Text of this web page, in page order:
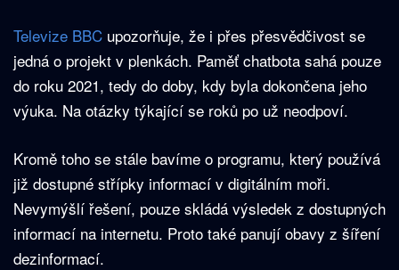
Televize BBC upozorňuje, že i přes přesvědčivost se
jedná o projekt v plenkách. Paměť chatbota sahá pouze
do roku 2021, tedy do doby, kdy byla dokončena jeho
výuka. Na otázky týkající se roků po už neodpoví.
Kromě toho se stále bavíme o programu, který používá
již dostupné střípky informací v digitálním moři.
Nevymýšlí řešení, pouze skládá výsledek z dostupných
informací na internetu. Proto také panují obavy z šíření
dezinformací.